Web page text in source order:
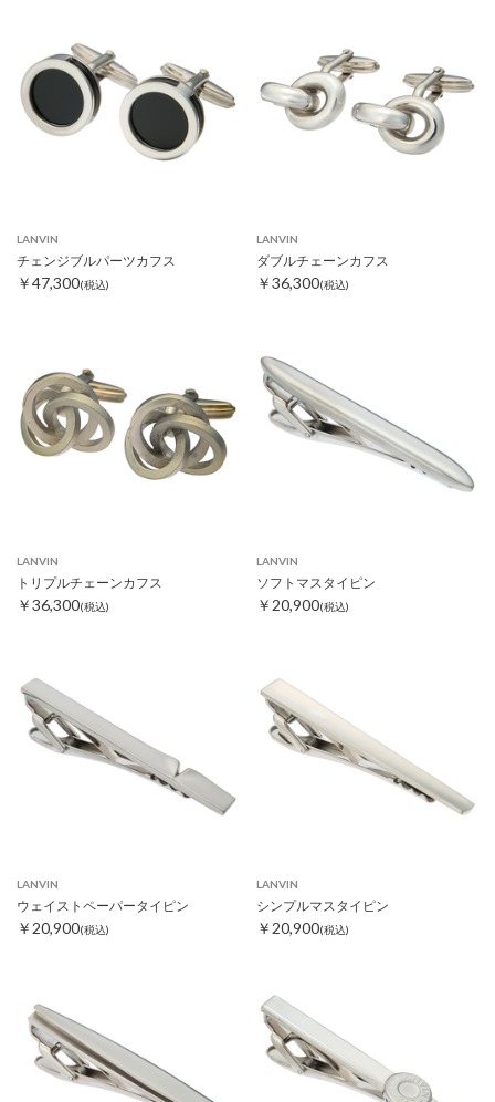
LANVIN
チェンジブルパーツカフス
￥47,300(税込)
LANVIN
ダブルチェーンカフス
￥36,300(税込)
LANVIN
トリプルチェーンカフス
￥36,300(税込)
LANVIN
ソフトマスタイピン
￥20,900(税込)
LANVIN
ウェイストペーパータイピン
￥20,900(税込)
LANVIN
シンプルマスタイピン
￥20,900(税込)